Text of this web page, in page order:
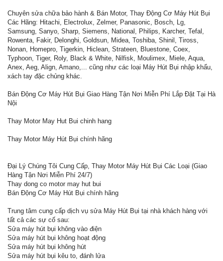
Chuyên sửa chữa bảo hành & Bán Motor, Thay Động Cơ Máy Hút Bụi
Các Hãng: Hitachi, Electrolux, Zelmer, Panasonic, Bosch, Lg,
Samsung, Sanyo, Sharp, Siemens, National, Philips, Karcher, Tefal,
Rowenta, Fakir, Delonghi, Goldsun, Midea, Toshiba, Shinil, Tiross,
Nonan, Homepro, Tigerkin, Hiclean, Strateen, Bluestone, Coex,
Typhoon, Tiger, Roly, Black & White, Nilfisk, Moulimex, Miele, Aqua,
Anex, Aeg, Align, Amano,... cũng như các loại Máy Hút Bụi nhập khẩu,
xách tay đặc chủng khác.
Bán Động Cơ Máy Hút Bụi Giao Hàng Tận Nơi Miễn Phí Lắp Đặt Tại Hà
Nội
Thay Motor May Hut Bui chinh hang
Thay Motor Máy Hút Bụi chính hãng
Đại Lý Chúng Tôi Cung Cấp, Thay Motor Máy Hút Bụi Các Loại (Giao
Hàng Tận Nơi Miễn Phí 24/7)
Thay dong co motor may hut bui
Bán Động Cơ Máy Hút Bụi chính hãng
Trung tâm cung cấp dịch vụ sửa Máy Hút Bụi tại nhà khách hàng với
tất cả các sự cố sau:
Sửa máy hút bụi không vào điện
Sửa máy hút bụi không hoạt động
Sửa máy hút bụi không hút
Sửa máy hút bụi kêu to, đánh lửa